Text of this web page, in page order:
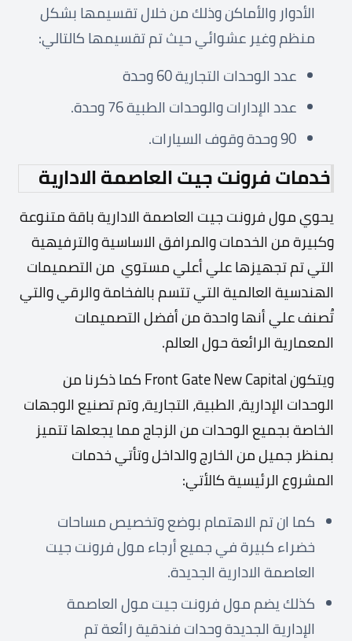
الأدوار والأماكن وذلك من خلال تقسيمها بشكل
منظم وغير عشوائي حيث تم تقسيمها كالتالي:
عدد الوحدات التجارية 60 وحدة
عدد الإدارات والوحدات الطبية 76 وحدة.
90 وحدة وقوف السيارات.
خدمات فرونت جيت العاصمة الادارية
يحوي مول فرونت جيت العاصمة الادارية باقة متنوعة
وكبيرة من الخدمات والمرافق الاساسية والترفيهية
التي تم تجهيزها علي أعلي مستوي من التصميمات
الهندسية العالمية التي تتسم بالفخامة والرقي والتي
تُصنف علي أنها واحدة من أفضل التصميمات
المعمارية الرائعة حول العالم.
ويتكون Front Gate New Capital كما ذكرنا من
الوحدات الإدارية، الطبية، التجارية، وتم تصنيع الوجهات
الخاصة بجميع الوحدات من الزجاج مما يجعلها تتميز
بمنظر جميل من الخارج والداخل وتأتي خدمات
المشروع الرئيسية كالأتي:
كما ان تم الاهتمام بوضع وتخصيص مساحات
خضراء كبيرة في جميع أرجاء مول فرونت جيت
العاصمة الادارية الجديدة.
كذلك يضم مول فرونت جيت مول العاصمة
الإدارية الجديدة وحدات فندقية رائعة تم